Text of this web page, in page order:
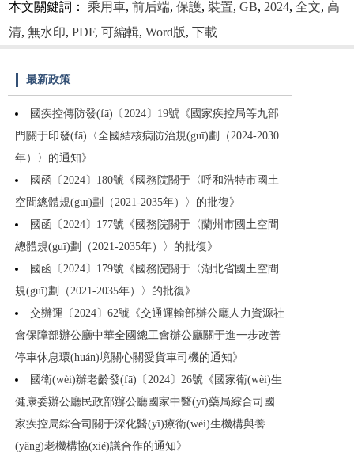
本文關鍵詞：乘用車,前后端,保護, 裝置,GB, 2024,全文,高
清,無水印,PDF,可編輯,Word版,下載
最新政策
國疾控傳防發(fā)〔2024〕19號《國家疾控局等九部
門關于印發(fā)〈全國結核病防治規(guī)劃（2024-2030
年）〉的通知》
國函〔2024〕180號《國務院關于〈呼和浩特市國土
空間總體規(guī)劃（2021-2035年）〉的批復》
國函〔2024〕177號《國務院關于〈蘭州市國土空間
總體規(guī)劃（2021-2035年）〉的批復》
國函〔2024〕179號《國務院關于〈湖北省國土空間
規(guī)劃（2021-2035年）〉的批復》
交辦運〔2024〕62號《交通運輸部辦公廳人力資源社
會保障部辦公廳中華全國總工會辦公廳關于進一步改善
停車休息環(huán)境關心關愛貨車司機的通知》
國衛(wèi)辦老齡發(fā)〔2024〕26號《國家衛(wèi)生
健康委辦公廳民政部辦公廳國家中醫(yī)藥局綜合司國
家疾控局綜合司關于深化醫(yī)療衛(wèi)生機構與養
(yǎng)老機構協(xié)議合作的通知》